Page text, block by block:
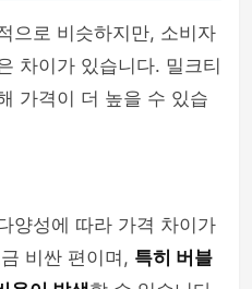
으로 비슷하지만, 소비자
차이가 있습니다. 밀크티
가격이 더 높을 수 있습
양성에 따라 가격 차이가
비싼 편이며, 특히 버블